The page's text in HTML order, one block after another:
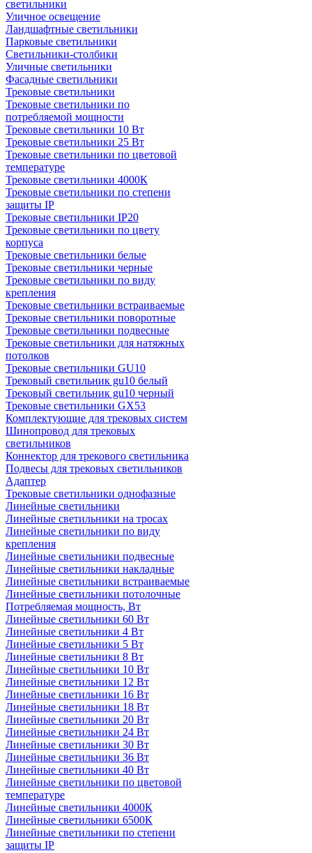
светильники
Уличное освещение
Ландшафтные светильники
Парковые светильники
Светильники-столбики
Уличные светильники
Фасадные светильники
Трековые светильники
Трековые светильники по
потребляемой мощности
Трековые светильники 10 Вт
Трековые светильники 25 Вт
Трековые светильники по цветовой
температуре
Трековые светильники 4000К
Трековые светильники по степени
защиты IP
Трековые светильники IP20
Трековые светильники по цвету
корпуса
Трековые светильники белые
Трековые светильники черные
Трековые светильники по виду
крепления
Трековые светильники встраиваемые
Трековые светильники поворотные
Трековые светильники подвесные
Трековые светильники для натяжных
потолков
Трековые светильники GU10
Трековый светильник gu10 белый
Трековый светильник gu10 черный
Трековые светильники GX53
Комплектующие для трековых систем
Шинопровод для трековых
светильников
Коннектор для трекового светильника
Подвесы для трековых светильников
Адаптер
Трековые светильники однофазные
Линейные светильники
Линейные светильники на тросах
Линейные светильники по виду
крепления
Линейные светильники подвесные
Линейные светильники накладные
Линейные светильники встраиваемые
Линейные светильники потолочные
Потребляемая мощность, Вт
Линейные светильники 60 Вт
Линейные светильники 4 Вт
Линейные светильники 5 Вт
Линейные светильники 8 Вт
Линейные светильники 10 Вт
Линейные светильники 12 Вт
Линейные светильники 16 Вт
Линейные светильники 18 Вт
Линейные светильники 20 Вт
Линейные светильники 24 Вт
Линейные светильники 30 Вт
Линейные светильники 36 Вт
Линейные светильники 40 Вт
Линейные светильники по цветовой
температуре
Линейные светильники 4000К
Линейные светильники 6500К
Линейные светильники по степени
защиты IP